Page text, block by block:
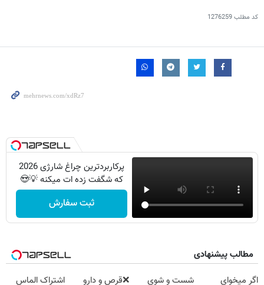
کد مطلب1276259
پرکاربردترین چراغ شارژی 2026
که شگفت زده ات میکنه 💡😍
ثبت سفارش
مطالب پیشنهادی
اگر میخوای
شست و شوی
❌قرص‌ و دارو
اشتراک الماس